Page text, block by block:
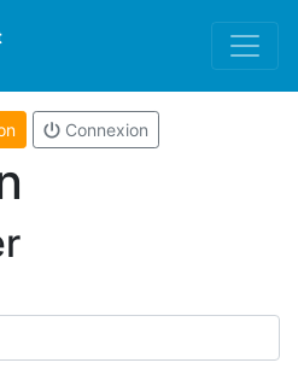
Connexion